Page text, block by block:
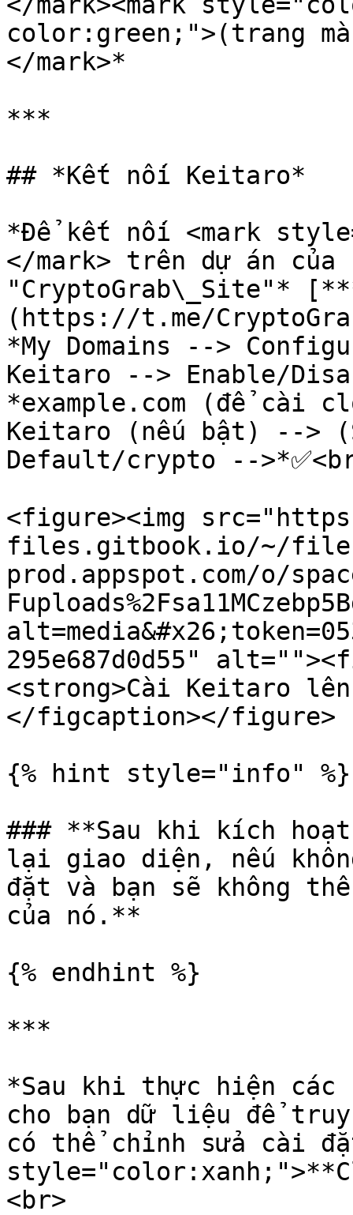
color:green;">(trang
</mark>*
***
## *Kết nối Keitaro*
*Để kết nối <mark
</mark> trên dự án của
"CryptoGrab\_Site"*
(https://t.me/
*My Domains -->
Keitaro --> Enable/
*example.com (để cài
Keitaro (nếu bật) -->
Default/crypto --
<figure><img
files.gitbook.io/~/
prod.appspot.com/o/
295e687d0d55"
<strong>Cài Keitaro lên
</figcaption></figure>
{% hint style="info" %}
### **Sau khi kích
lại giao diện, nếu
đặt và bạn sẽ không
của nó.**
{% endhint %}
***
*Sau khi thực hiện các
cho bạn dữ liệu để
có thể chỉnh sửa cài
<br>